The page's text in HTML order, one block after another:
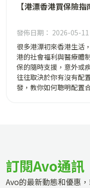
【港漂香港買保險
發佈日期： 2026-05-11
很多港漂初來香港生活
港的社會福利與醫療體
保的隨時支援，意外或
往往取決於你有沒有配
發，教你如何聰明配置
訂閱Avo通訊
Avo的最新動態和優惠